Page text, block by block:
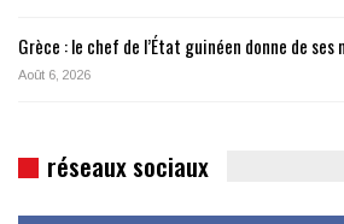
Grèce : le chef de l’État guinéen donne de ses
Août 6, 2026
réseaux sociaux